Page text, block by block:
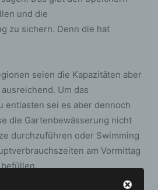
und die
zu sichern. Denn die hat
seien die Kapazitäten aber
Um das
entlasten sei es aber dennoch
die Gartenbewässerung nicht
durchzuführen oder Swimming
am Vormittag